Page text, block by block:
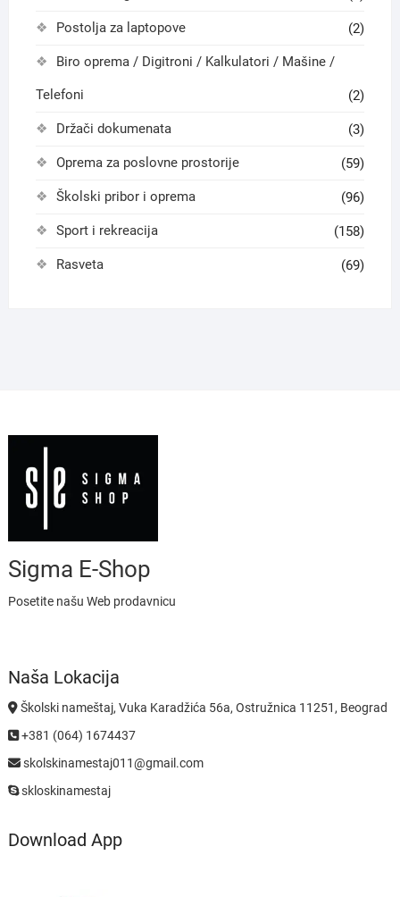
Postolja za laptopove (2)
Biro oprema / Digitroni / Kalkulatori / Mašine /
Telefoni (2)
Držači dokumenata (3)
Oprema za poslovne prostorije (59)
Školski pribor i oprema (96)
Sport i rekreacija (158)
Rasveta (69)
Sigma E-Shop
Posetite našu Web prodavnicu
Naša Lokacija
Školski nameštaj, Vuka Karadžića 56a, Ostružnica 11251, Beograd
+381 (064) 1674437
skolskinamestaj011@gmail.com
skloskinamestaj
Download App